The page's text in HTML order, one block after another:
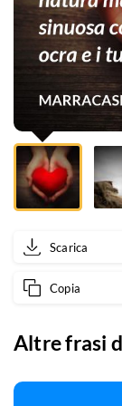
ma
poi
sei
sinuosa
con
gli
verdi,
pelle
Scarica
Copia
Altre frasi